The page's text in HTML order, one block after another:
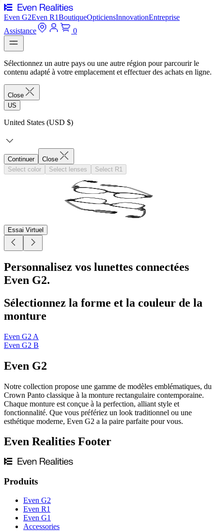
Even G2Even R1BoutiqueOpticiensInnovationEntreprise
Assistance
0
Sélectionnez un autre pays ou une autre région pour parcourir le
contenu adapté à votre emplacement et effectuer des achats en ligne.
Close
US
United States (USD $)
Continuer
Close
Select color
Select lenses Select R1
Essai Virtuel
Personnalisez vos lunettes connectées
Even G2.
Sélectionnez la forme et la couleur de la
monture
Even G2 A
Even G2 B
Even G2
Notre collection propose une gamme de modèles emblématiques, du
Crown Panto classique à la monture rectangulaire contemporaine.
Chaque monture est conçue à la perfection, alliant style et
fonctionnalité. Que vous préfériez un look traditionnel ou une
esthétique moderne, Even G2 a la paire parfaite pour vous.
Even Realities Footer
Produits
Even G2
Even R1
Even G1
Accessories